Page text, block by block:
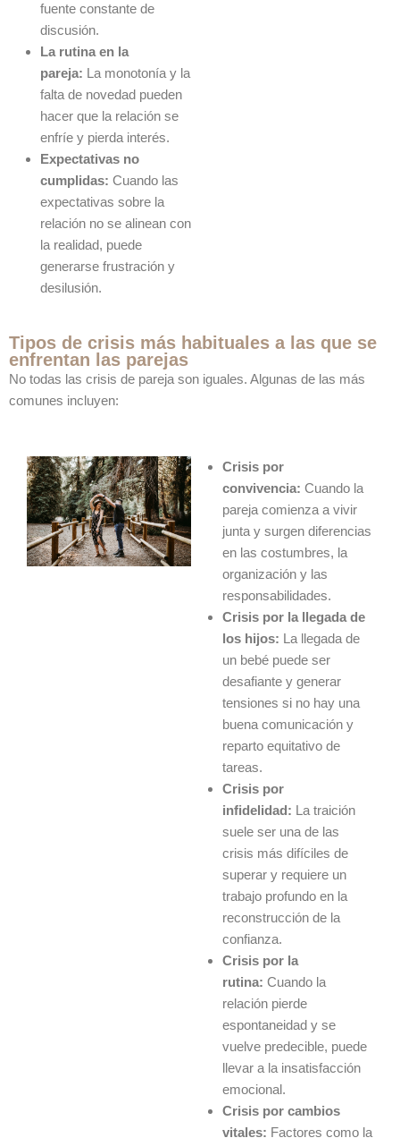
fuente constante de
discusión.
La rutina en la
pareja: La monotonía y la
falta de novedad pueden
hacer que la relación se
enfríe y pierda interés.
Expectativas no
cumplidas: Cuando las
expectativas sobre la
relación no se alinean con
la realidad, puede
generarse frustración y
desilusión.
Tipos de crisis más habituales a las que se
enfrentan las parejas
No todas las crisis de pareja son iguales. Algunas de las más
comunes incluyen:
Crisis por
convivencia: Cuando la
pareja comienza a vivir
junta y surgen diferencias
en las costumbres, la
organización y las
responsabilidades.
Crisis por la llegada de
los hijos: La llegada de
un bebé puede ser
desafiante y generar
tensiones si no hay una
buena comunicación y
reparto equitativo de
tareas.
Crisis por
infidelidad: La traición
suele ser una de las
crisis más difíciles de
superar y requiere un
trabajo profundo en la
reconstrucción de la
confianza.
Crisis por la
rutina: Cuando la
relación pierde
espontaneidad y se
vuelve predecible, puede
llevar a la insatisfacción
emocional.
Crisis por cambios
vitales: Factores como la